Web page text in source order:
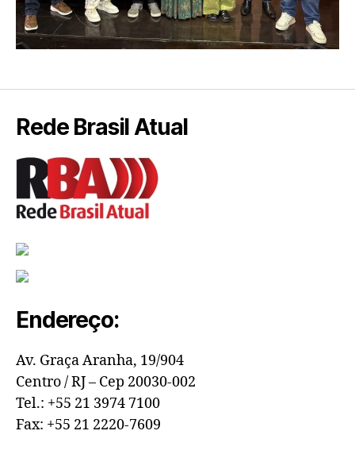
Rede Brasil Atual
Endereço:
Av. Graça Aranha, 19/904
Centro / RJ – Cep 20030-002
Tel.: +55 21 3974 7100
Fax: +55 21 2220-7609